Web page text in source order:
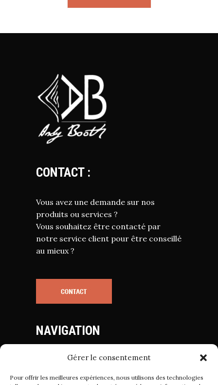
Gérer le consentement
Pour offrir les meilleures expériences, nous utilisons des technologies
CONTACT :
Vous avez une demande sur nos
produits ou services ?
Vous souhaitez être contacté par
notre service client pour être conseillé
au mieux ?
NAVIGATION
Mentions Légales